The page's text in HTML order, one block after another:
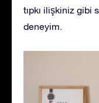
tıpkı ilişkiniz gibi
deneyim.